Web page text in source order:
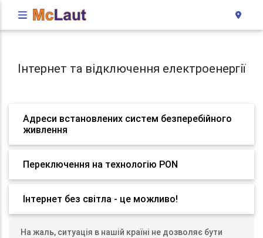
Інтернет та відключення електроенергії
Адреси встановлених систем безперебійного
живлення
Переключення на технологію PON
Інтернет без світла - це можливо!
На жаль, ситуація в нашій країні не дозволяє бути